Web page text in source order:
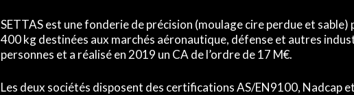
SETTAS est une fonderie de précision (moulage cire perdue et sable)
400 kg destinées aux marchés aéronautique, défense et autres
personnes et a réalisé en 2019 un CA de l’ordre de 17 M€.
Les deux sociétés disposent des certifications AS/EN9100, Nadcap